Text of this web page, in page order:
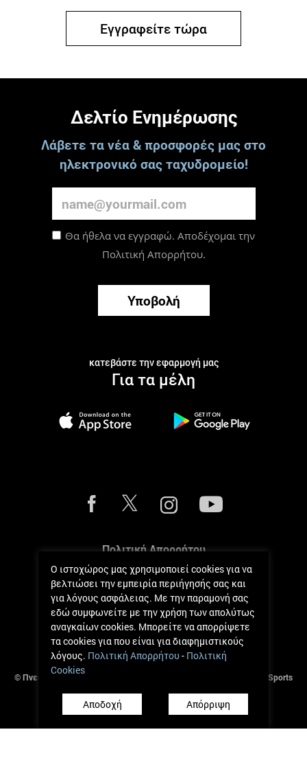
Εγγραφείτε τώρα
Δελτίο Ενημέρωσης
Λάβετε τα νέα & προσφορές μας στο
ηλεκτρονικό σας ταχυδρομείο!
Θα ήθελα να εγγραφώ. Αποδέχομαι την
Πολιτική Απορρήτου.
Υποβολή
κατεβάστε την εφαρμογή μας
Για τα μέλη
Πολιτική Απορρήτου
Πολιτική Cookies
Κανόνες Μετρήσεων
Όροι και Κανόνες
© Πνευματικά Δικαιώματα 2017 - 2026 Andreas Zachariou Holistic Sports
Ανάπτυξη από
Πήγασος Πληροφορική
Αποδοχή Απόρριψη
Ο ιστοχώρος μας χρησιμοποιεί cookies για να
βελτιώσει την εμπειρία περιήγησής σας και
για λόγους ασφάλειας. Με την παραμονή σας
εδώ συμφωνείτε με την χρήση των απολύτως
αναγκαίων cookies. Μπορείτε να απορρίψετε
τα cookies για που είναι για διαφημιστικούς
λόγους. Πολιτική Απορρήτου- Πολιτική
Cookies